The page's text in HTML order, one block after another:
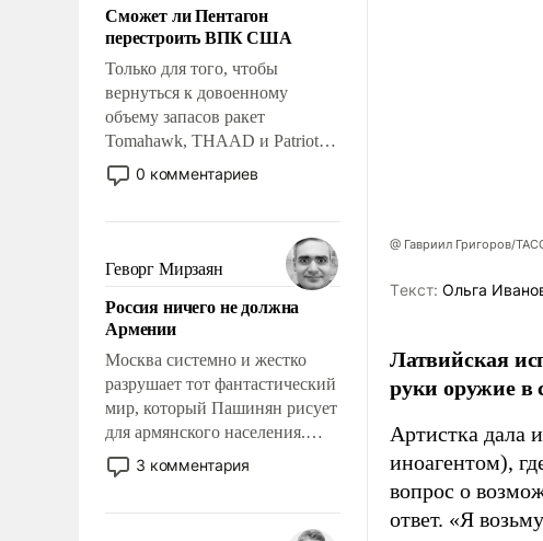
Сможет ли Пентагон
перестроить ВПК США
Только для того, чтобы
вернуться к довоенному
объему запасов ракет
Tomahawk, THAAD и Patriot
США потребуется более трех
лет. Даже небольшая война с
Сложившаяся ситуация
означает многолетний период
уязвимости США, например,
перед Китаем.
0 комментариев
Геворг Мирзаян
Россия ничего не должна
Армении
Москва системно и жестко
разрушает тот фантастический
мир, который Пашинян рисует
для армянского населения.
Мир, где этому населению все
должны просто по
политические прожекты будут
3 комментария
@ Гавриил Григоров/
Tекст: Ольга
Латвийская
руки оружие в
Артистка дала
иноагентом),
вопрос о
ответ. «Я